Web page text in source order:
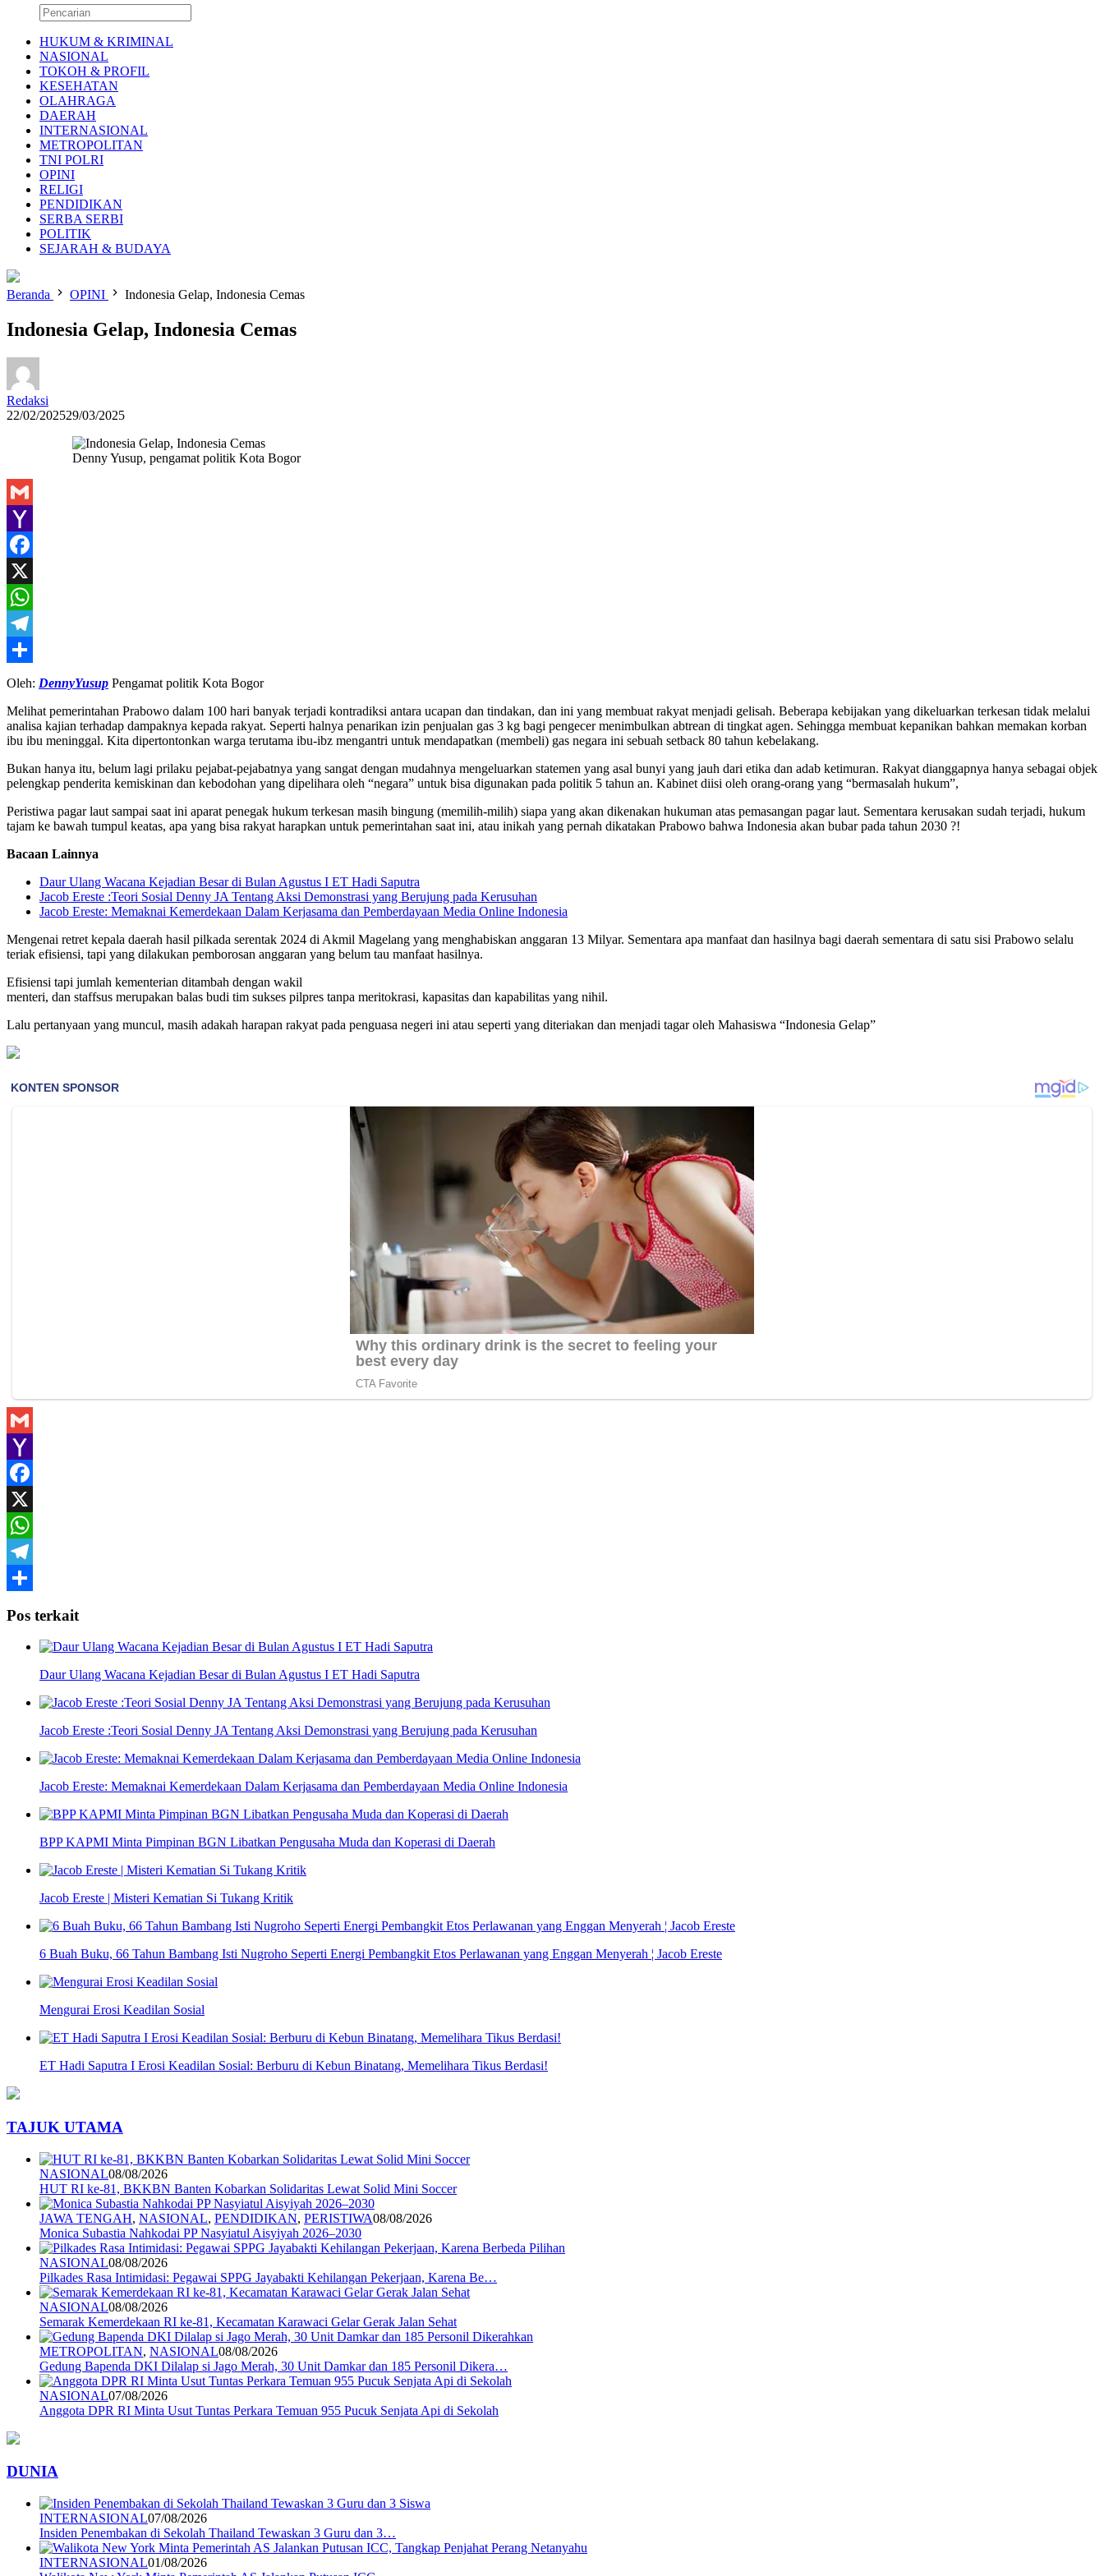
HUKUM & KRIMINAL
NASIONAL
TOKOH & PROFIL
KESEHATAN
OLAHRAGA
DAERAH
INTERNASIONAL
METROPOLITAN
TNI POLRI
OPINI
RELIGI
PENDIDIKAN
SERBA SERBI
POLITIK
SEJARAH & BUDAYA
Beranda OPINI Indonesia Gelap, Indonesia Cemas
Indonesia Gelap, Indonesia Cemas
Redaksi
22/02/202529/03/2025
Denny Yusup, pengamat politik Kota Bogor
Gmail
Yahoo
Mail
Facebook
X
WhatsApp
Telegram
Share
Oleh: DennyYusup Pengamat politik Kota Bogor
Melihat pemerintahan Prabowo dalam 100 hari banyak terjadi kontradiksi antara ucapan dan tindakan, dan ini yang membuat rakyat menjadi gelisah. Beberapa kebijakan yang dikeluarkan terkesan tidak melalui
analisa kajian terhadap dampaknya kepada rakyat. Seperti halnya penarikan izin penjualan gas 3 kg bagi pengecer menimbulkan abtrean di tingkat agen. Sehingga membuat kepanikan bahkan memakan korban
ibu ibu meninggal. Kita dipertontonkan warga terutama ibu-ibz mengantri untuk mendapatkan (membeli) gas negara ini sebuah setback 80 tahun kebelakang.
Bukan hanya itu, belum lagi prilaku pejabat-pejabatnya yang sangat dengan mudahnya mengeluarkan statemen yang asal bunyi yang jauh dari etika dan adab ketimuran. Rakyat dianggapnya hanya sebagai objek
pelengkap penderita kemiskinan dan kebodohan yang dipelihara oleh “negara” untuk bisa digunakan pada politik 5 tahun an. Kabinet diisi oleh orang-orang yang “bermasalah hukum”,
Peristiwa pagar laut sampai saat ini aparat penegak hukum terkesan masih bingung (memilih-milih) siapa yang akan dikenakan hukuman atas pemasangan pagar laut. Sementara kerusakan sudah terjadi, hukum
tajam ke bawah tumpul keatas, apa yang bisa rakyat harapkan untuk pemerintahan saat ini, atau inikah yang pernah dikatakan Prabowo bahwa Indonesia akan bubar pada tahun 2030 ?!
Bacaan Lainnya
Daur Ulang Wacana Kejadian Besar di Bulan Agustus I ET Hadi Saputra
Jacob Ereste :Teori Sosial Denny JA Tentang Aksi Demonstrasi yang Berujung pada Kerusuhan
Jacob Ereste: Memaknai Kemerdekaan Dalam Kerjasama dan Pemberdayaan Media Online Indonesia
Mengenai retret kepala daerah hasil pilkada serentak 2024 di Akmil Magelang yang menghabiskan anggaran 13 Milyar. Sementara apa manfaat dan hasilnya bagi daerah sementara di satu sisi Prabowo selalu
teriak efisiensi, tapi yang dilakukan pemborosan anggaran yang belum tau manfaat hasilnya.
Efisiensi tapi jumlah kementerian ditambah dengan wakil
menteri, dan staffsus merupakan balas budi tim sukses pilpres tanpa meritokrasi, kapasitas dan kapabilitas yang nihil.
Lalu pertanyaan yang muncul, masih adakah harapan rakyat pada penguasa negeri ini atau seperti yang diteriakan dan menjadi tagar oleh Mahasiswa “Indonesia Gelap”
Gmail
Yahoo
Mail
Facebook
X
WhatsApp
Telegram
Pos terkait
Daur Ulang Wacana Kejadian Besar di Bulan Agustus I ET Hadi Saputra
Jacob Ereste :Teori Sosial Denny JA Tentang Aksi Demonstrasi yang Berujung pada Kerusuhan
Jacob Ereste: Memaknai Kemerdekaan Dalam Kerjasama dan Pemberdayaan Media Online Indonesia
BPP KAPMI Minta Pimpinan BGN Libatkan Pengusaha Muda dan Koperasi di Daerah
Jacob Ereste | Misteri Kematian Si Tukang Kritik
6 Buah Buku, 66 Tahun Bambang Isti Nugroho Seperti Energi Pembangkit Etos Perlawanan yang Enggan Menyerah ¦ Jacob Ereste
Mengurai Erosi Keadilan Sosial
ET Hadi Saputra I Erosi Keadilan Sosial: Berburu di Kebun Binatang, Memelihara Tikus Berdasi!
TAJUK UTAMA
NASIONAL08/08/2026
HUT RI ke-81, BKKBN Banten Kobarkan Solidaritas Lewat Solid Mini Soccer
JAWA TENGAH, NASIONAL, PENDIDIKAN, PERISTIWA08/08/2026
Monica Subastia Nahkodai PP Nasyiatul Aisyiyah 2026–2030
NASIONAL08/08/2026
Pilkades Rasa Intimidasi: Pegawai SPPG Jayabakti Kehilangan Pekerjaan, Karena Be…
NASIONAL08/08/2026
Semarak Kemerdekaan RI ke-81, Kecamatan Karawaci Gelar Gerak Jalan Sehat
METROPOLITAN, NASIONAL08/08/2026
Gedung Bapenda DKI Dilalap si Jago Merah, 30 Unit Damkar dan 185 Personil Dikera…
NASIONAL07/08/2026
Anggota DPR RI Minta Usut Tuntas Perkara Temuan 955 Pucuk Senjata Api di Sekolah
DUNIA
INTERNASIONAL07/08/2026
Insiden Penembakan di Sekolah Thailand Tewaskan 3 Guru dan 3…
INTERNASIONAL01/08/2026